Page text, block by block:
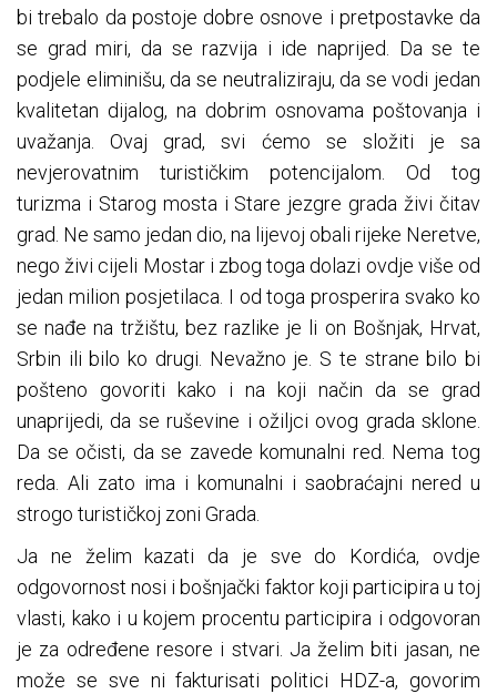
bi trebalo da postoje dobre osnove i pretpostavke da
se grad miri, da se razvija i ide naprijed. Da se te
podjele eliminišu, da se neutraliziraju, da se vodi jedan
kvalitetan dijalog, na dobrim osnovama poštovanja i
uvažanja. Ovaj grad, svi ćemo se složiti je sa
nevjerovatnim turističkim potencijalom. Od tog
turizma i Starog mosta i Stare jezgre grada živi čitav
grad. Ne samo jedan dio, na lijevoj obali rijeke Neretve,
nego živi cijeli Mostar i zbog toga dolazi ovdje više od
jedan milion posjetilaca. I od toga prosperira svako ko
se nađe na tržištu, bez razlike je li on Bošnjak, Hrvat,
Srbin ili bilo ko drugi. Nevažno je. S te strane bilo bi
pošteno govoriti kako i na koji način da se grad
unaprijedi, da se ruševine i ožiljci ovog grada sklone.
Da se očisti, da se zavede komunalni red. Nema tog
reda. Ali zato ima i komunalni i saobraćajni nered u
strogo turističkoj zoni Grada.
Ja ne želim kazati da je sve do Kordića, ovdje
odgovornost nosi i bošnjački faktor koji participira u toj
vlasti, kako i u kojem procentu participira i odgovoran
je za određene resore i stvari. Ja želim biti jasan, ne
može se sve ni fakturisati politici HDZ-a, govorim